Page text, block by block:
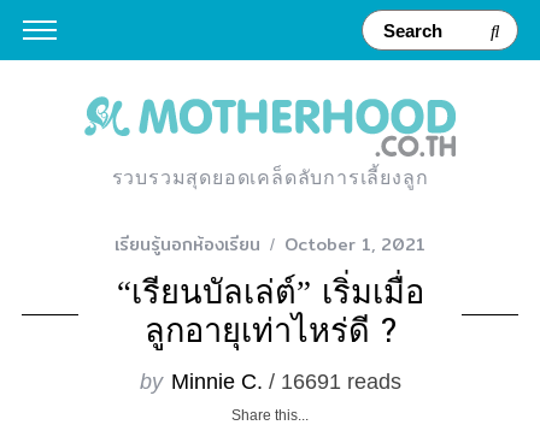
รวบรวมสุดยอดเคล็ดลับการเลี้ยงลูก
เรียนรู้นอกห้องเรียน October 1, 2021
“เรียนบัลเล่ต์” เริ่มเมื่อ
ลูกอายุเท่าไหร่ดี ?
by Minnie C. / 16691 reads
Share this...